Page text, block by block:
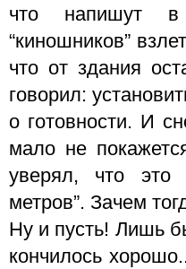
что напишут в
“киношников”
что от здания
говорил:
о готовности. И
мало не
уверял, что это
метров”. Зачем
Ну и пусть! Лишь
кончилось